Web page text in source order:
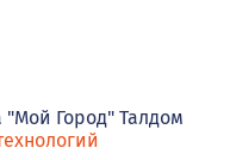
"Мой Город" Талдом